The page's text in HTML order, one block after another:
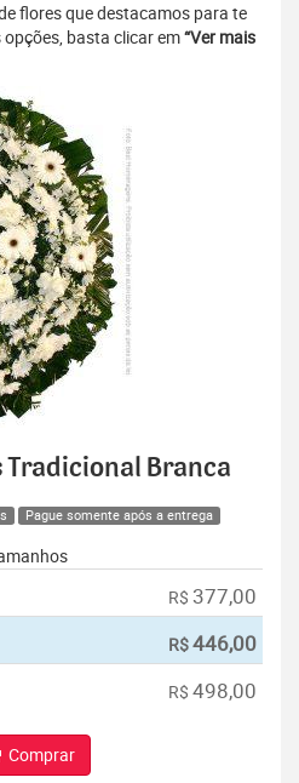
flores que destacamos para te
basta clicar em“Ver mais
Tradicional Branca
Pague somente após a entrega
R$ 377,00
R$446,00
R$ 498,00
Comprar